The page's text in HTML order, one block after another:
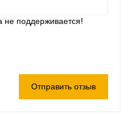
не поддерживается!
Отправить отзыв